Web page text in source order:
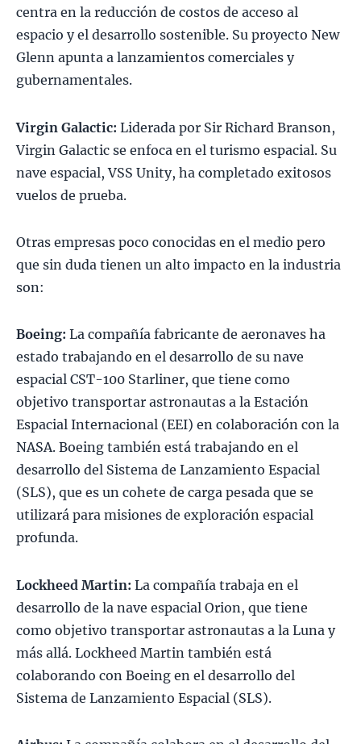
centra en la reducción de costos de acceso al
espacio y el desarrollo sostenible. Su proyecto New
Glenn apunta a lanzamientos comerciales y
gubernamentales.
Virgin Galactic: Liderada por Sir Richard Branson,
Virgin Galactic se enfoca en el turismo espacial. Su
nave espacial, VSS Unity, ha completado exitosos
vuelos de prueba.
Otras empresas poco conocidas en el medio pero
que sin duda tienen un alto impacto en la industria
son:
Boeing: La compañía fabricante de aeronaves ha
estado trabajando en el desarrollo de su nave
espacial CST-100 Starliner, que tiene como
objetivo transportar astronautas a la Estación
Espacial Internacional (EEI) en colaboración con la
NASA. Boeing también está trabajando en el
desarrollo del Sistema de Lanzamiento Espacial
(SLS), que es un cohete de carga pesada que se
utilizará para misiones de exploración espacial
profunda.
Lockheed Martin: La compañía trabaja en el
desarrollo de la nave espacial Orion, que tiene
como objetivo transportar astronautas a la Luna y
más allá. Lockheed Martin también está
colaborando con Boeing en el desarrollo del
Sistema de Lanzamiento Espacial (SLS).